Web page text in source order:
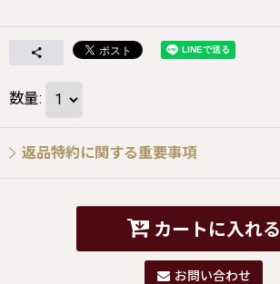
数量:
返品特約に関する重要事項
カートに入れる
お問い合わせ